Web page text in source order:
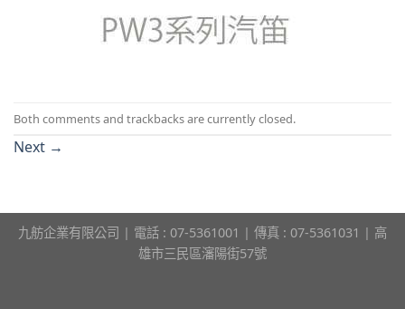
Both comments and trackbacks are currently closed.
Next →
九舫企業有限公司 | 電話 : 07-5361001 | 傳真 : 07-5361031 | 高
雄市三民區瀋陽街57號